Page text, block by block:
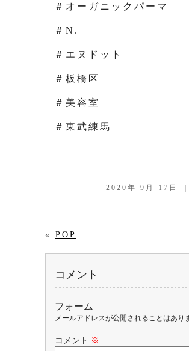
＃オーガニックパーマ
＃N.
＃エヌドット
＃板橋区
＃美容室
＃東武練馬
2020年 9月 17日
« POP
コメント
フォーム
メールアドレスが公開されることはあり
コメント ※